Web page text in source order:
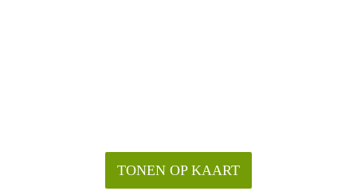
TONEN OP KAART